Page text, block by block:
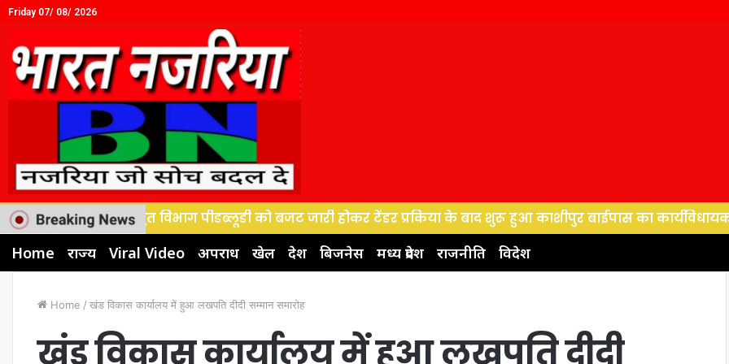
Friday 07/ 08/ 2026
सस्थान, विद्युत विभाग पीडब्लूडी को बजट जारी होकर टेंडर प्रकिया के बाद शुरू हुआ काशीपुर बाईपास का कार्यविधायक ने बजट
Home राज्य Viral Video अपराध खेल देश बिजनेस मध्य प्रदेश राजनीति विदेश
Home / खंड विकास कार्यालय में हुआ लखपति दीदी सम्मान समारोह
खंड विकास कार्यालय में हुआ लखपति दीदी